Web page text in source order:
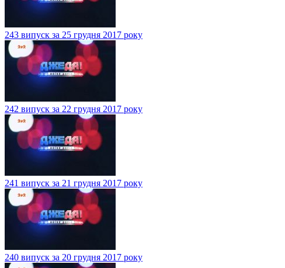
243 випуск за 25 грудня 2017 року
242 випуск за 22 грудня 2017 року
241 випуск за 21 грудня 2017 року
240 випуск за 20 грудня 2017 року